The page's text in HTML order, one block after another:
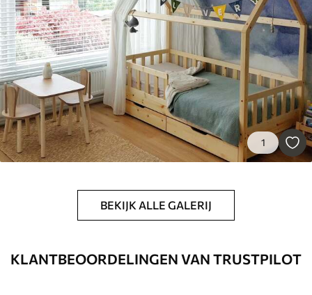
Standaard
45.0027.00€/m²
Premium
56.6734.00 €/m²
Premium vinyl
65.0039.00€/m²
Peel and Stick
€/m²
1
BEKIJK ALLE GALERIJ
KLANTBEOORDELINGEN VAN TRUSTPILOT